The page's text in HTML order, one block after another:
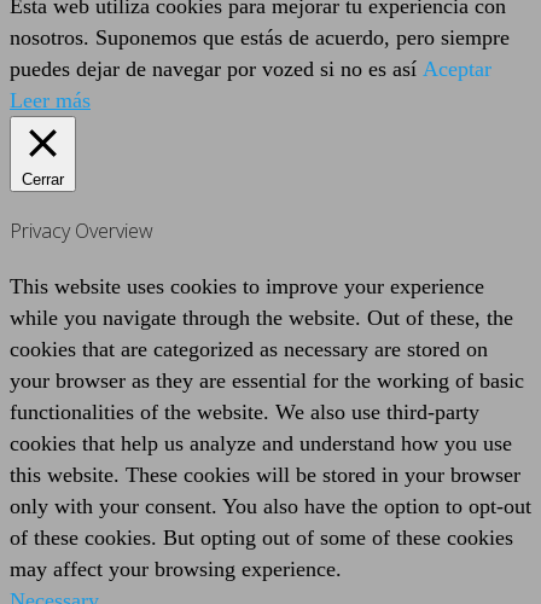
Esta web utiliza cookies para mejorar tu experiencia con
nosotros. Suponemos que estás de acuerdo, pero siempre
puedes dejar de navegar por vozed si no es así Aceptar
Leer más
Cerrar
Privacy Overview
This website uses cookies to improve your experience
while you navigate through the website. Out of these, the
cookies that are categorized as necessary are stored on
your browser as they are essential for the working of basic
functionalities of the website. We also use third-party
cookies that help us analyze and understand how you use
this website. These cookies will be stored in your browser
only with your consent. You also have the option to opt-out
of these cookies. But opting out of some of these cookies
may affect your browsing experience.